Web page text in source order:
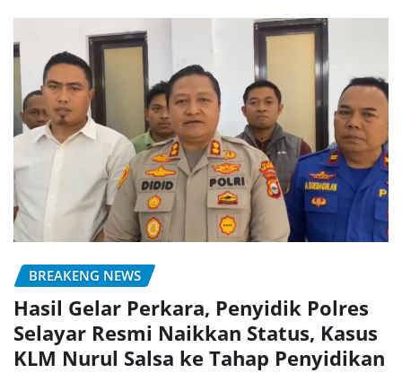
BREAKENG NEWS
Hasil Gelar Perkara, Penyidik Polres
Selayar Resmi Naikkan Status, Kasus
KLM Nurul Salsa ke Tahap Penyidikan